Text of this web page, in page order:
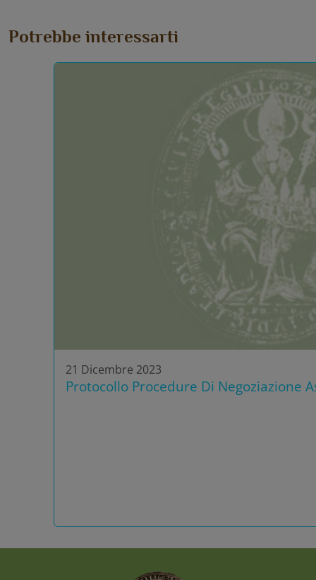
Potrebbe interessarti
21 Dicembre 2023
Protocollo Procedure Di Negoziazione